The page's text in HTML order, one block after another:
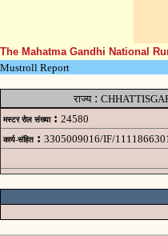
The Mahatma Gandhi National
Mustroll Report
राज्य:
मस्टर रोल संख्या : 24580
कार्य-संहित : 3305009016/IF/